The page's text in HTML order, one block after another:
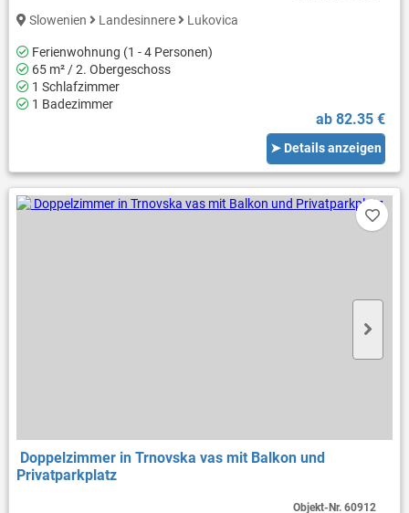
Slowenien Landesinnere Lukovica
Ferienwohnung (1 - 4 Personen)
65 m² / 2. Obergeschoss
1 Schlafzimmer
1 Badezimmer
ab 82.35 €
➤ Details anzeigen
Doppelzimmer in Trnovska vas mit Balkon und
Privatparkplatz
Objekt-Nr.60912